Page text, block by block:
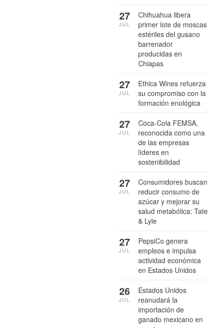
Chihuahua libera
primer lote de moscas
estériles del gusano
barrenador
producidas en
Chiapas
27
JUL
Ethica Wines refuerza
su compromiso con la
formación enológica
27
JUL
Coca-Cola FEMSA,
reconocida como una
de las empresas
líderes en
sostenibilidad
27
JUL
Consumidores buscan
reducir consumo de
azúcar y mejorar su
salud metabólica: Tate
& Lyle
27
JUL
PepsiCo genera
empleos e impulsa
actividad económica
en Estados Unidos
27
JUL
Estados Unidos
reanudará la
importación de
ganado mexicano en
26
JUL